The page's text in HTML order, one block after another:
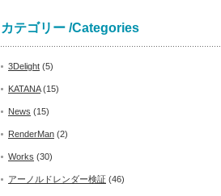
カテゴリー /Categories
3Delight (5)
KATANA(15)
News (15)
RenderMan (2)
Works (30)
アーノルドレンダー検証 (46)